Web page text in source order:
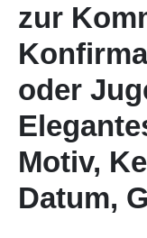
zur
oder
Motiv,
Datum,